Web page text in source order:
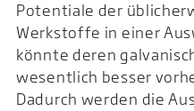
Potentiale der
Werkstoffe in einer
könnte deren
wesentlich besser
Dadurch werden die